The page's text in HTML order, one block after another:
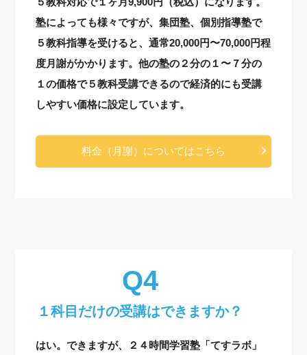
塾によっても様々ですが、集団塾、個別指導塾で
５教科指導を受けると、通常20,000円〜70,000円程
度月謝がかかります。他の塾の２分の１〜７分の
１の価格で５教科受講できるので経済的にも受講
しやすい価格に設定しています。
料金（月謝）についてはこちら
１科目だけの受講はできますか？
はい。できますが、２４時間学習塾「てすラボ」